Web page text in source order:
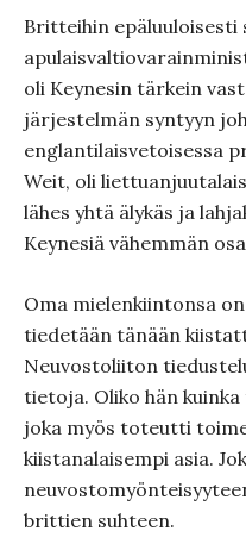
Britteihin epäluuloisesti
oli Keynesin tärkein
järjestelmän syntyyn
englantilaisvetoisessa
Weit, oli
lähes yhtä älykäs ja
Keynesiä vähemmän
Oma mielenkiintonsa
tiedetään tänään
Neuvostoliiton
tietoja. Oliko hän
joka myös toteutti
kiistanalaisempi asia.
brittien suhteen.